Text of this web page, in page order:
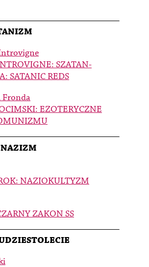
SZATAN-
SATANIC REDS
EZOTERYCZNE
NAZIZM
NAZIOKULTYZM
ZAKON SS